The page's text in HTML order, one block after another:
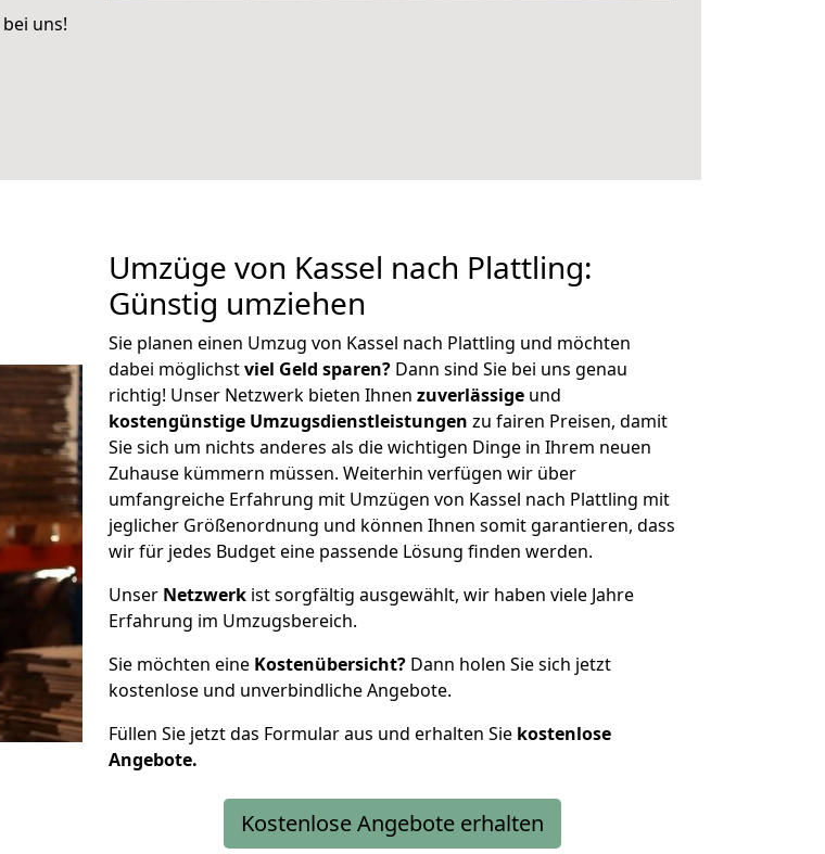
uns!
Umzüge von Kassel nach Plattling:
Günstig umziehen
Sie planen einen Umzug von Kassel nach Plattling und möchten
dabei möglichstviel Geld sparen? Dann sind Sie bei uns genau
richtig! Unser Netzwerk bieten Ihnen zuverlässige und
kostengünstige Umzugsdienstleistungen zu fairen Preisen, damit
Sie sich um nichts anderes als die wichtigen Dinge in Ihrem neuen
Zuhause kümmern müssen. Weiterhin verfügen wir über
umfangreiche Erfahrung mit Umzügen von Kassel nach Plattling mit
jeglicher Größenordnung und können Ihnen somit garantieren, dass
wir für jedes Budget eine passende Lösung finden werden.
Unser Netzwerk ist sorgfältig ausgewählt, wir haben viele Jahre
Erfahrung im Umzugsbereich.
Sie möchten eine Kostenübersicht? Dann holen Sie sich jetzt
kostenlose und unverbindliche Angebote.
Füllen Sie jetzt das Formular aus und erhalten Sie kostenlose
Angebote.
Kostenlose Angebote erhalten